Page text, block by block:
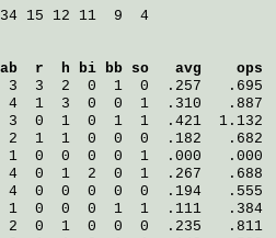
12 11  9  4
r  h bi bb so   avg    ops
3  2  0  1  0  .257   .695
1  3  0  0  1  .310   .887
0  1  0  1  1  .421  1.132
1  1  0  0  0  .182   .682
0  0  0  0  1  .000   .000
0  1  2  0  1  .267   .688
0  0  0  0  0  .194   .555
0  0  0  1  1  .111   .384
0  1  0  0  0  .235   .811